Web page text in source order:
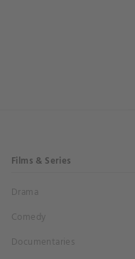
Films & Series
Drama
Comedy
Documentaries